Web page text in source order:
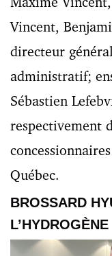
Vincent,
directeur
administratif;
Sébastien
respectivement
Québec.
BROSSARD
L’HYDROGÈNE